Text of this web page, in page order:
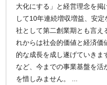
大化にする」と経営理念を掲
して10年連続増収増益、安
社として第二創業期とも言え
れからは社会的価値と経済価
的な成長を成し遂げていきま
など、今までの事業基盤を活
を惜しみません。 ...